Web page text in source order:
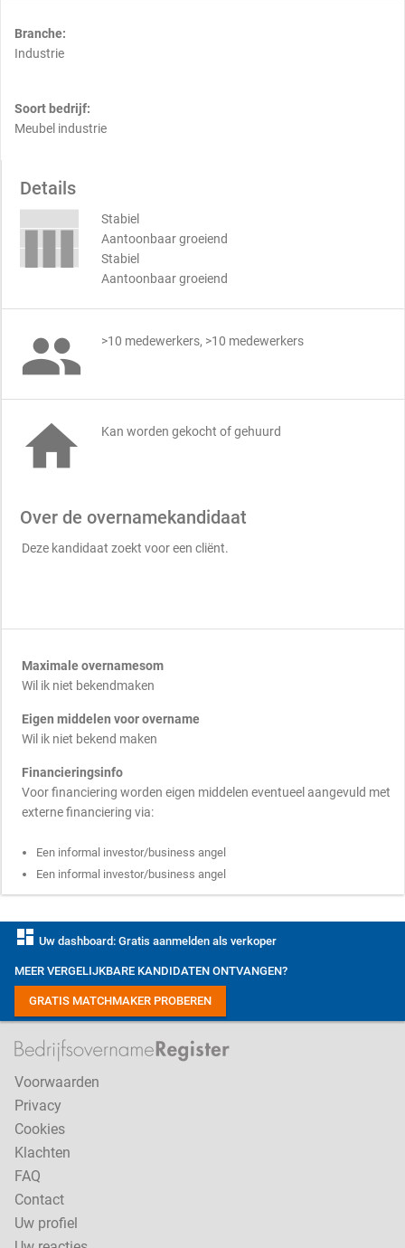
Branche:
Industrie
Soort bedrijf:
Meubel industrie
Details
Stabiel
Aantoonbaar groeiend
Stabiel
Aantoonbaar groeiend
 >10 medewerkers, >10 medewerkers
 Kan worden gekocht of gehuurd
Over de overnamekandidaat
Deze kandidaat zoekt voor een cliënt.
Maximale overnamesom
Wil ik niet bekendmaken
Eigen middelen voor overname
Wil ik niet bekend maken
Financieringsinfo
Voor financiering worden eigen middelen eventueel aangevuld met
externe financiering via:
Een informal investor/business angel
Een informal investor/business angel
dashboard Uw dashboard: Gratis aanmelden als verkoper
MEER VERGELIJKBARE KANDIDATEN ONTVANGEN?
GRATIS MATCHMAKER PROBEREN
Voorwaarden
Privacy
Cookies
Klachten
FAQ
Contact
Uw profiel